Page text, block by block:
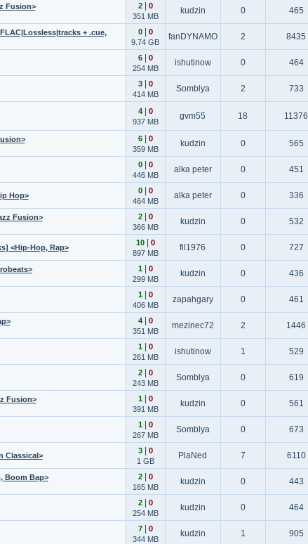
Fusion>
2|
0
351 MB
kudzin 0 465
+ .cue,
0|
0
9.74 GB
fanDYNAMO 2 8435
6|
0
254 MB
ishutinow 0 464
3|
0
414 MB
Somblya 2 733
4|
0
937 MB
gvm55 18 11376
6|
0
359 MB
kudzin 0 565
0|
0
446 MB
alka peter 0 451
Hop>
0|
0
464 MB
alka peter 0 336
Fusion>
2|
0
366 MB
kudzin 0 532
<Hip-Hop, Rap>
10|
0
897 MB
fil1976 0 727
1|
0
299 MB
kudzin 0 436
1|
0
406 MB
zapahgary 0 461
4|
0
351 MB
mezinec72 2 1446
1|
0
261 MB
ishutinow 1 529
2|
0
243 MB
Somblya 0 619
Fusion>
1|
0
391 MB
kudzin 0 561
1|
0
267 MB
Somblya 0 673
Classical>
3|
0
1 GB
PlaNed 7 6110
Boom Bap>
2|
0
165 MB
kudzin 0 443
2|
0
254 MB
kudzin 0 464
7|
0
344 MB
kudzin 1 905